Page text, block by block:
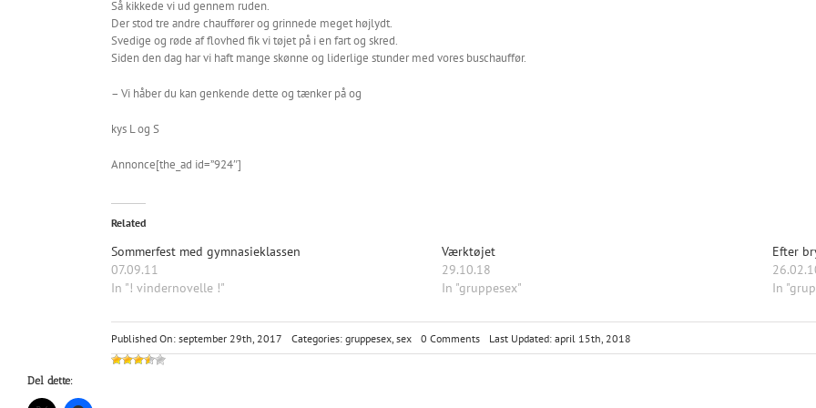
Så kikkede vi ud gennem ruden.
Der stod tre andre chauffører og grinnede meget højlydt.
Svedige og røde af flovhed fik vi tøjet på i en fart og skred.
Siden den dag har vi haft mange skønne og liderlige stunder med vores buschauffør.
– Vi håber du kan genkende dette og tænker på og
kys L og S
Annonce[the_ad id=”924″]
Related
Sommerfest med gymnasieklassen
07.09.11
In "! vindernovelle !"
Værktøjet
29.10.18
In "gruppesex"
Efter
In
Published On: september 29th, 2017 Categories: gruppesex sex 0 Commentson
Min
Last Updated: april 15th, 2018
Del dette: